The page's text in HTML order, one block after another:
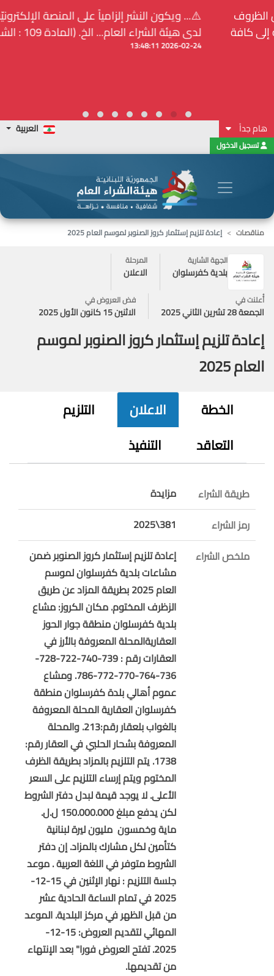
⚠️... ويكون النشر إلزامياً على المنصة الإلكترونيّة المركزيّة
لدى هيئة الشراء العام... الخ. (المادة 109 : الشفافية)
هام جداً العربية
تسجيل الدخول
مناقصات
إعادة تلزيم إستثمار كروز الصنوبر لموسم العام 2025
الجهة الشارية
بلدية كفرسلوان
المرحلة
الاعلان
أُعلنت في
الجمعة 28 تشرين الثاني 2025
فض العروض في
الاثنين 15 كانون الأول 2025
إعادة تلزيم إستثمار كروز الصنوبر لموسم
العام 2025
الخطة الاعلان
التلزيم
التعاقد
التنفيذ
طريقة الشراء
مزايدة
رمز الشراء
381\2025
ملخص الشراء
إعادة تلزيم إستثمار كروز الصنوبر ضمن
مشاعات بلدية كفرسلوان لموسم
العام 2025 بطريقة المزاد عن طريق
الزظرف المختوم. مكان الكروز: مشاع
بلدية كفرسلوان منطقة جوار الحوز
العقاريةالمحلة المعروفة بالأرز في
العقارات رقم : 739-740-722-728-
736-764-770-772-786. ومشاع
عموم أهالي بلدة كفرسلوان منطقة
كفرسلوان العقارية المحلة المعروفة
بالغواب بلعقار رقم:213. والمحلة
المعروفة بشحار الحلبي في العقار رقم:
1738. يتم التلزيم بالمزاد بطريقة الظرف
المختوم ويتم إرساء التلزيم على السعر
الأعلى. لا يوجد قيمة لبدل دفتر الشروط
لكن يدفع مبلغ 150.000.000 ل.ل.
ماية وخمسون مليون ليرة لبنانية
كتأمين لكل مشارك بالمزاد. إن دفتر
الشروط متوفر في اللغة العربية . موعد
جلسة التلزيم : نهار الإثنين في 15-12-
2025 في تمام الساعة الحادية عشر
من قبل الظهر في مركز البلدية. الموعد
المهائي لتقديم العروض: 15-12-
2025. تفتح العروض فورا" بعد الإنتهاء
من تقديمها.